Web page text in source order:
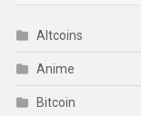
Altcoins
Anime
Bitcoin